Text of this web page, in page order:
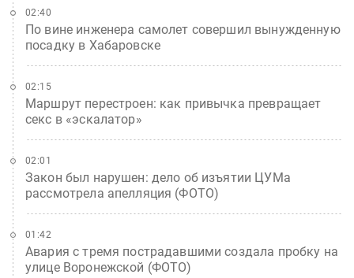
По вине инженера самолет совершил вынужденную
посадку в Хабаровске
02:40
Маршрут перестроен: как привычка превращает
секс в «эскалатор»
02:15
Закон был нарушен: дело об изъятии ЦУМа
рассмотрела апелляция (ФОТО)
02:01
Авария с тремя пострадавшими создала пробку на
улице Воронежской (ФОТО)
01:42